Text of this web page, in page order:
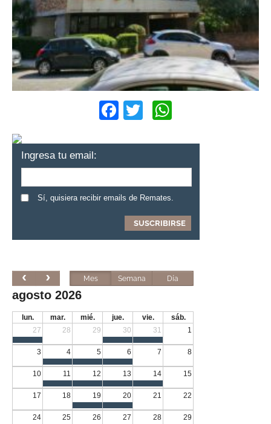
Facebook
Twitter
Ingresa tu email:
Sí, quisiera recibir emails de Remates.
Mes Semana Día
agosto 2026
lun. mar. mié. jue. vie.
sáb.
27
28 29 30 31 1
3 4 5 6 7 8
10 11 12 13 14 15
17 18 19 20 21 22
24 25 26 27 28 29